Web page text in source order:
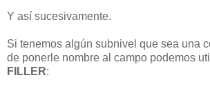
Y así sucesivamente.
Si tenemos algún subnivel que sea una
de ponerle nombre al campo podemos
FILLER: